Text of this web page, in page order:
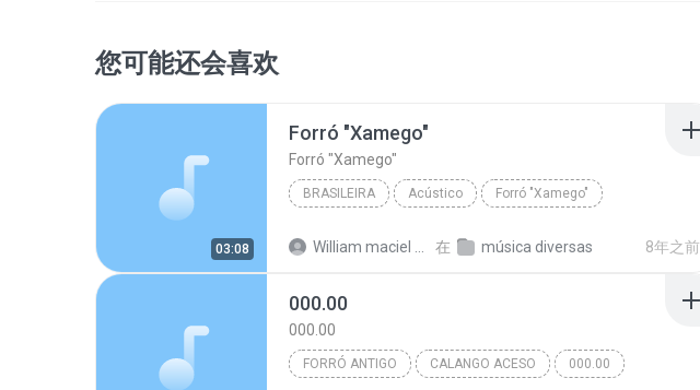
您可能还会喜欢
03:08
Forró "Xamego"
Forró "Xamego"
BRASILEIRA Acústico Forró "Xamego"
在 música diversas 8年之前
000.00
000.00
FORRÓ ANTIGO CALANGO ACESO 000.00